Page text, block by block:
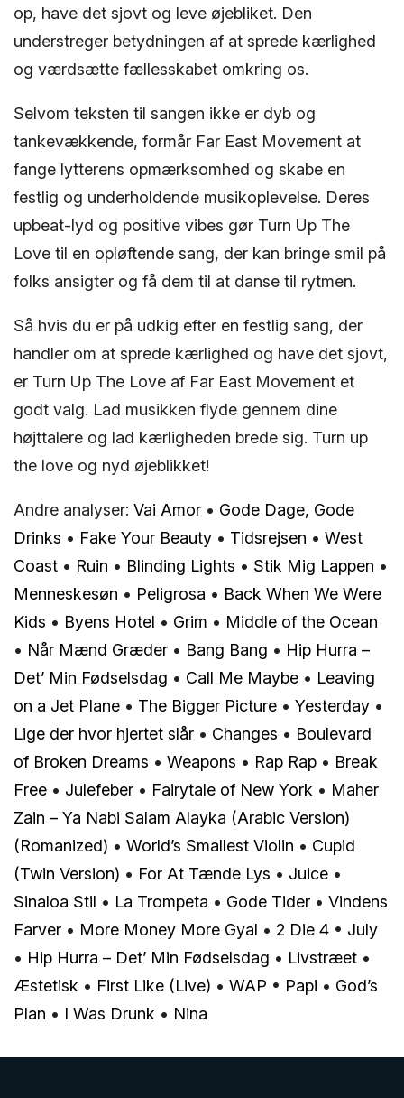
op, have det sjovt og leve øjebliket. Den
understreger betydningen af at sprede kærlighed
og værdsætte fællesskabet omkring os.
Selvom teksten til sangen ikke er dyb og
tankevækkende, formår Far East Movement at
fange lytterens opmærksomhed og skabe en
festlig og underholdende musikoplevelse. Deres
upbeat-lyd og positive vibes gør Turn Up The
Love til en opløftende sang, der kan bringe smil på
folks ansigter og få dem til at danse til rytmen.
Så hvis du er på udkig efter en festlig sang, der
handler om at sprede kærlighed og have det sjovt,
er Turn Up The Love af Far East Movement et
godt valg. Lad musikken flyde gennem dine
højttalere og lad kærligheden brede sig. Turn up
the love og nyd øjeblikket!
Andre analyser: Vai Amor • Gode Dage, Gode
Drinks • Fake Your Beauty • Tidsrejsen • West
Coast • Ruin • Blinding Lights • Stik Mig Lappen •
Menneskesøn • Peligrosa • Back When We Were
Kids • Byens Hotel • Grim • Middle of the Ocean
• Når Mænd Græder • Bang Bang • Hip Hurra –
Det’ Min Fødselsdag • Call Me Maybe • Leaving
on a Jet Plane • The Bigger Picture • Yesterday •
Lige der hvor hjertet slår • Changes • Boulevard
of Broken Dreams • Weapons • Rap Rap • Break
Free • Julefeber • Fairytale of New York • Maher
Zain – Ya Nabi Salam Alayka (Arabic Version)
(Romanized) • World’s Smallest Violin • Cupid
(Twin Version) • For At Tænde Lys • Juice •
Sinaloa Stil • La Trompeta • Gode Tider • Vindens
Farver • More Money More Gyal • 2 Die 4 • July
• Hip Hurra – Det’ Min Fødselsdag • Livstræet •
Æstetisk • First Like (Live) • WAP • Papi • God’s
Plan • I Was Drunk • Nina